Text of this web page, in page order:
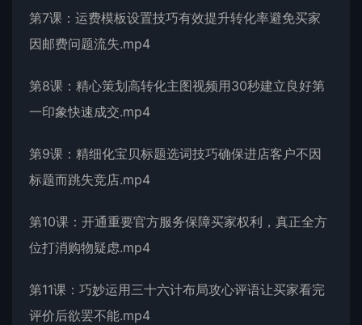
第7课：运费模板设置技巧有效提升转化率避免买家
因邮费问题流失.mp4
第8课：精心策划高转化主图视频用30秒建立良好第
一印象快速成交.mp4
第9课：精细化宝贝标题选词技巧确保进店客户不因
标题而跳失竞店.mp4
第10课：开通重要官方服务保障买家权利，真正全方
位打消购物疑虑.mp4
第11课：巧妙运用三十六计布局攻心评语让买家看完
评价后欲罢不能.mp4